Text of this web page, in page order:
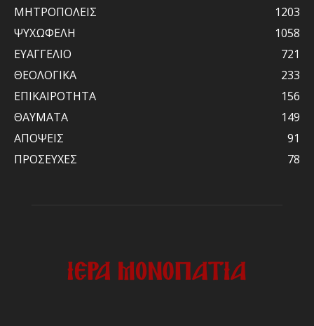
ΜΗΤΡΟΠΟΛΕΙΣ
1203
ΨΥΧΩΦΕΛΗ
1058
ΕΥΑΓΓΕΛΙΟ
721
ΘΕΟΛΟΓΙΚΑ
233
ΕΠΙΚΑΙΡΟΤΗΤΑ
156
ΘΑΥΜΑΤΑ
149
ΑΠΟΨΕΙΣ
91
ΠΡΟΣΕΥΧΕΣ
78